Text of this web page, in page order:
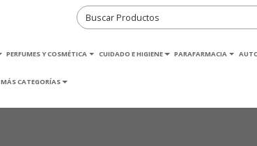
PERFUMES Y COSMÉTICA CUIDADO E HIGIENE PARAFARMACIA
MÁS CATEGORÍAS